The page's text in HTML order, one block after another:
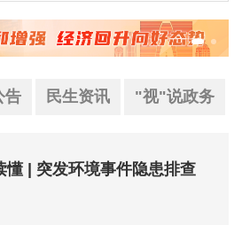
告 民生资讯 "视"说政务
懂 | 突发环境事件隐患排查